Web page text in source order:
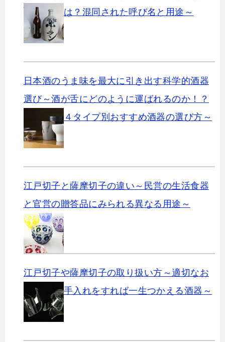
は？混同された呼び名と用途～
日本酒のうま味を最大に引き出す科学的酒器
選び～酒が舌にどのように運ばれるのか！？
４タイプ別おすすめ酒器の選び方～
江戸切子と薩摩切子の違い～民営の生活食器
と官営の贈答品にみられる異なる用途～
江戸切子や薩摩切子の取り扱い方～適切なお
手入れをすれば一生つかえる酒器～